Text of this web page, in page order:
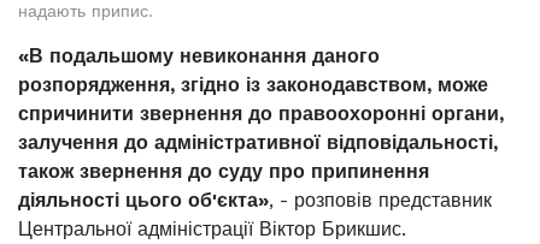
надають припис.
«В подальшому невиконання даного
розпорядження, згідно із законодавством, може
спричинити звернення до правоохоронні органи,
залучення до адміністративної відповідальності,
також звернення до суду про припинення
діяльності цього об'єкта», - розповів представник
Центральної адміністрації Віктор Брикшис.